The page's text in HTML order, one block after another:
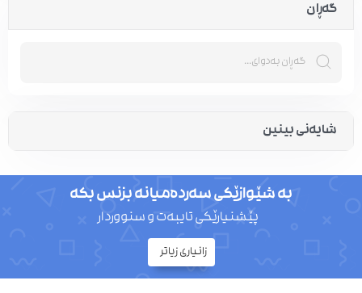
گەڕان
شایەنی بینین
بە شێوازێکی سەردەمیانە بزنس بکە
پێشنیارێکی تایبەت و سنووردار
زانیاری زیاتر